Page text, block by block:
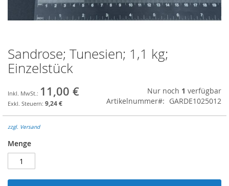
Zum
Anfang
der
springen
Sandrose; Tunesien; 1,1 kg;
Einzelstück
11,00 €
9,24 €
Nur noch 1 verfügbar
Artikelnummer
GARDE1025012
zzgl. Versand
Menge